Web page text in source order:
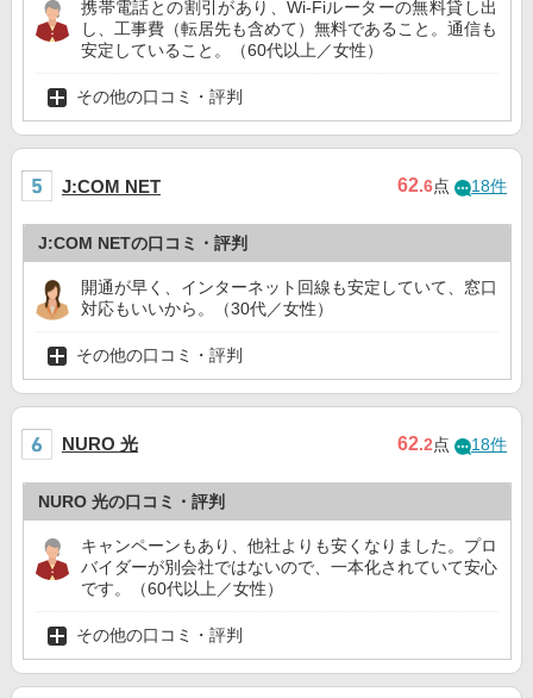
携帯電話との割引があり、Wi-Fiルーターの無料貸し出
し、工事費（転居先も含めて）無料であること。通信も
安定していること。（60代以上／女性）
その他の口コミ・評判
J:COM NET 62.6点 18件
J:COM NETの口コミ・評判
開通が早く、インターネット回線も安定していて、窓口
対応もいいから。（30代／女性）
その他の口コミ・評判
NURO 光 62.2点 18件
NURO 光の口コミ・評判
キャンペーンもあり、他社よりも安くなりました。プロ
バイダーが別会社ではないので、一本化されていて安心
です。（60代以上／女性）
その他の口コミ・評判